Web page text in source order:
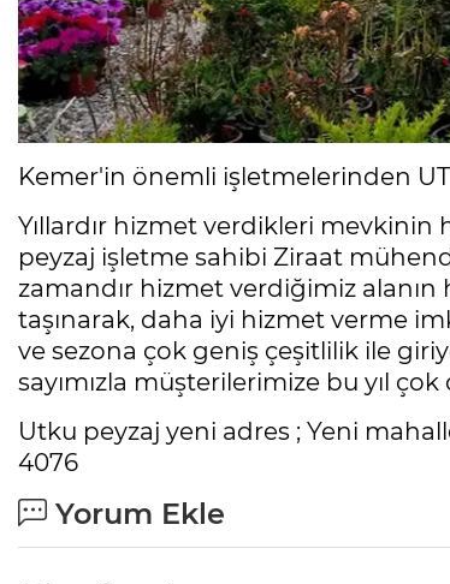
Kemer'in önemli işletmelerinden
Yıllardır hizmet verdikleri mevkinin
peyzaj işletme sahibi Ziraat
zamandır hizmet verdiğimiz
taşınarak, daha iyi hizmet verme
ve sezona çok geniş çeşitlilik ile
sayımızla müşterilerimize bu yıl
Utku peyzaj yeni adres ; Yeni
4076
Yorum Ekle